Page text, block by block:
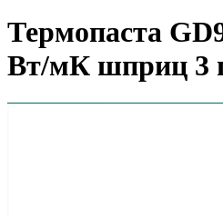
Термопаста
Вт/мК шприц 3